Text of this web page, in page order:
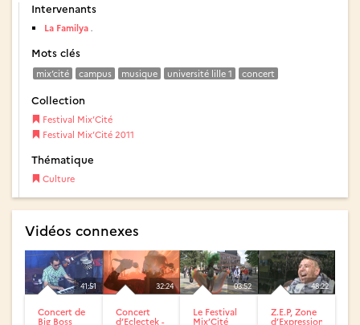
Intervenants
La Familya .
Mots clés
mix’cité campus musique université lille 1 concert
Collection
Festival Mix’Cité
Festival Mix’Cité 2011
Thématique
Culture
Vidéos connexes
41:51
Concert de
Big Boss
32:24
Concert
d’Eclectek -
03:52
Le Festival
Mix’Cité
48:22
Z.E.P, Zone
d’Expression